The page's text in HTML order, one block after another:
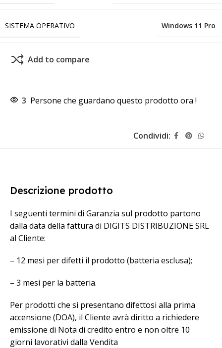
SISTEMA OPERATIVO Windows 11 Pro
Add to compare
3 Persone che guardano questo prodotto ora !
Condividi:
Descrizione prodotto
I seguenti termini di Garanzia sul prodotto partono
dalla data della fattura di DIGITS DISTRIBUZIONE SRL
al Cliente:
– 12 mesi per difetti il prodotto (batteria esclusa);
– 3 mesi per la batteria.
Per prodotti che si presentano difettosi alla prima
accensione (DOA), il Cliente avrà diritto a richiedere
emissione di Nota di credito entro e non oltre 10
giorni lavorativi dalla Vendita